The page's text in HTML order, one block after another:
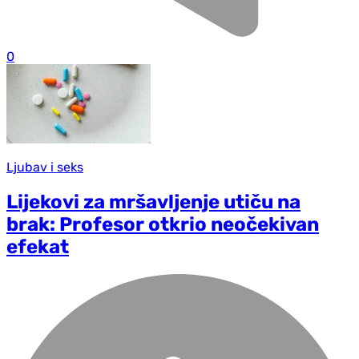
0
Ljubav i seks
Lijekovi za mršavljenje utiču na
brak: Profesor otkrio neočekivan
efekat